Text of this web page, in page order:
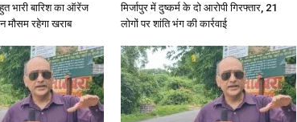
भारी बारिश का ऑरेंज
मौसम रहेगा खराब
मिर्जापुर में दुष्कर्म के दो आरोपी गिरफ्तार, 21
लोगों पर शांति भंग की कार्रवाई